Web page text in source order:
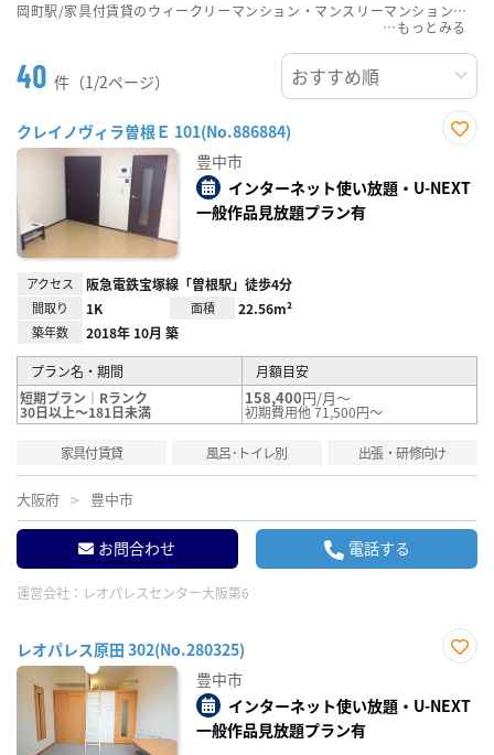
40 件（1/2ページ）
クレイノヴィラ曽根Ｅ 101(No.886884)
り登
録
豊中市
インターネット使い放題・U-NEXT
一般作品見放題プラン有
アクセス 阪急電鉄宝塚線「曽根駅」徒歩4分
間取り 1K 面積 22.56m²
築年数 2018年 10月 築
プラン名・期間
月額目安
短期プラン｜Rランク
30日以上～181日未満
158,400円/月～
初期費用他 71,500円～
家具付賃貸 風呂･トイレ別 出張・研修向け
大阪府 豊中市
お問合わせ 電話する
運営会社： レオパレスセンター大阪第6
レオパレス原田 302(No.280325)
り登
録
豊中市
インターネット使い放題・U-NEXT
一般作品見放題プラン有
岡町駅/家具付賃貸のウィークリーマンション・マンスリーマンション賃貸物件一覧を、40件掲載中。敷金・礼金無料、家具・家電付をご紹介。こだわり条件での絞込みも簡単！
…